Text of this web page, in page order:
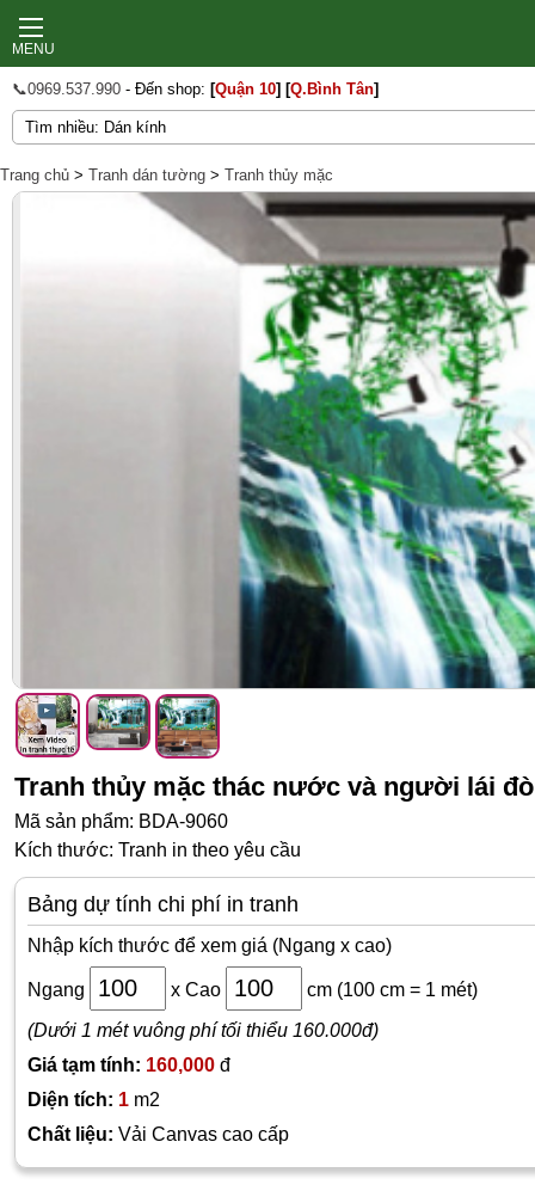
MENU
📞0969.537.990 - Đến shop: [Quận 10] [Q.Bình Tân]
Trang chủ > Tranh dán tường > Tranh thủy mặc
Tranh thủy mặc thác nước và người lái đò
Mã sản phẩm: BDA-9060
Kích thước: Tranh in theo yêu cầu
Bảng dự tính chi phí in tranh
Nhập kích thước để xem giá (Ngang x cao)
Ngang x Cao cm (100 cm = 1 mét)
(Dưới 1 mét vuông phí tối thiểu 160.000đ)
Giá tạm tính: 160,000 đ
Diện tích: 1 m2
Chất liệu: Vải Canvas cao cấp